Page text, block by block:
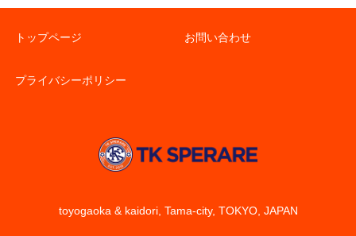
トップページ お問い合わせ
プライバシーポリシー
toyogaoka & kaidori, Tama-city, TOKYO, JAPAN